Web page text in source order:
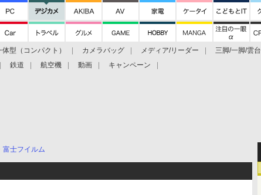
型（コンパクト） カメラバッグ メディア/リーダー 三脚/一脚/雲台
鉄道 航空機 動画 キャンペーン
富士フイルム